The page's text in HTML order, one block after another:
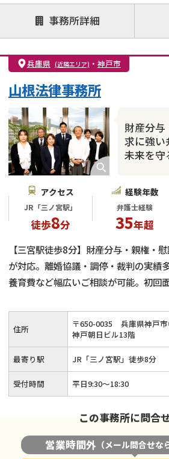
注力案件
離婚前相談
離婚調停
親権・面会交流権
DV
不貞・不倫慰謝料請求
国際離婚
財産分与
事務所詳細
兵庫県 (近隣エリア) ・ 神戸市
財産分
求に強い
未来を守
山根法律事務所
アクセス
JR「三ノ宮駅」
徒歩8分
経験年数
弁護士経験
35年超
【三宮駅徒歩8分】財産分与・親権・
が対応。離婚協議・調停・裁判の実績
養育費など幅広いご相談が可能。初回
住所 〒650-0035
兵庫県神戸
神戸朝日ビル13階
最寄り駅 JR「三ノ宮駅」徒歩8分
受付時間 平日9:30〜18:30
この事務所に問合
営業時間外 （メール問合せな